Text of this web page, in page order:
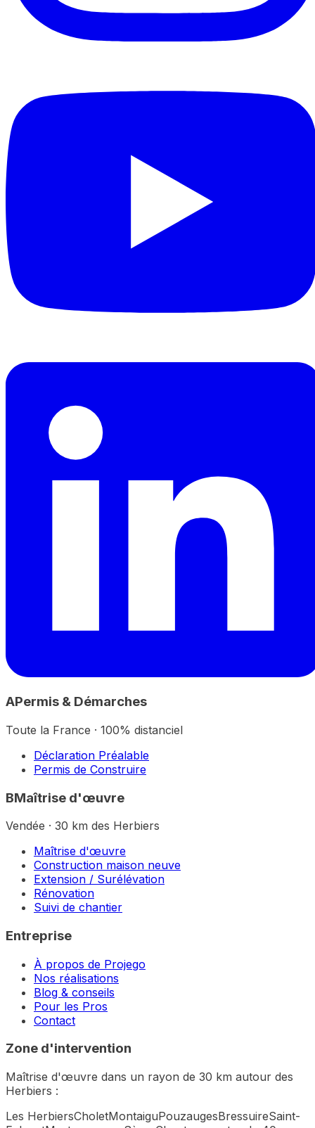
APermis & Démarches
Toute la France · 100% distanciel
Déclaration Préalable
Permis de Construire
BMaîtrise d'œuvre
Vendée · 30 km des Herbiers
Maîtrise d'œuvre
Construction maison neuve
Extension / Surélévation
Rénovation
Suivi de chantier
Entreprise
À propos de Projego
Nos réalisations
Blog & conseils
Pour les Pros
Contact
Zone d'intervention
Maîtrise d'œuvre dans un rayon de 30 km autour des
Herbiers :
Les HerbiersCholetMontaiguPouzaugesBressuireSaint-